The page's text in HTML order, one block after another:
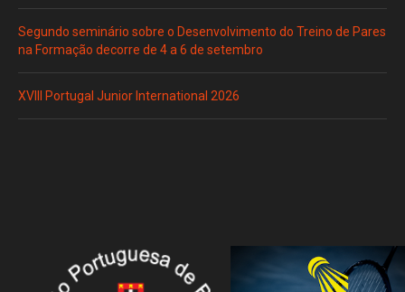
Segundo seminário sobre o Desenvolvimento do Treino de Pares
na Formação decorre de 4 a 6 de setembro
XVIII Portugal Junior International 2026